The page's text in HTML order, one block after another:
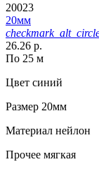
20023
20мм
26.26 р.
По 25 м
Цвет синий
Размер 20мм
Материал нейлон
Прочее мягкая